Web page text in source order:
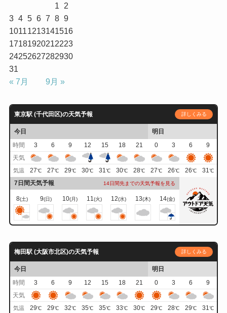
1
2
3 4 5 6 7 8 9
10111213141516
17181920212223
24252627282930
31
« 7月
9月 »
東京駅 (千代田区)の天気予報 詳しくみる
今日
明日
時間
3 6 9 12 15 18 21 0 3 6
9
天気
気温 27℃ 27℃ 29℃ 30℃ 31℃ 30℃ 28℃ 27℃ 26℃ 26℃ 31℃
7日間天気予報 14日間先までの天気予報を見る
8(土) 9(日) 10(月) 11(火) 12(水) 13(木) 14(金)
梅田駅 (大阪市北区)の天気予報 詳しくみる
今日
明日
時間
3 6 9 12 15 18 21 0 3 6
9
天気
気温 29℃ 29℃ 32℃ 35℃ 35℃ 33℃ 30℃ 29℃ 28℃ 29℃ 31℃